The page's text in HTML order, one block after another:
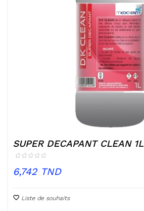
SUPER DECAPANT CLEAN 1L
Prix
6,742 TND
Liste de souhaits